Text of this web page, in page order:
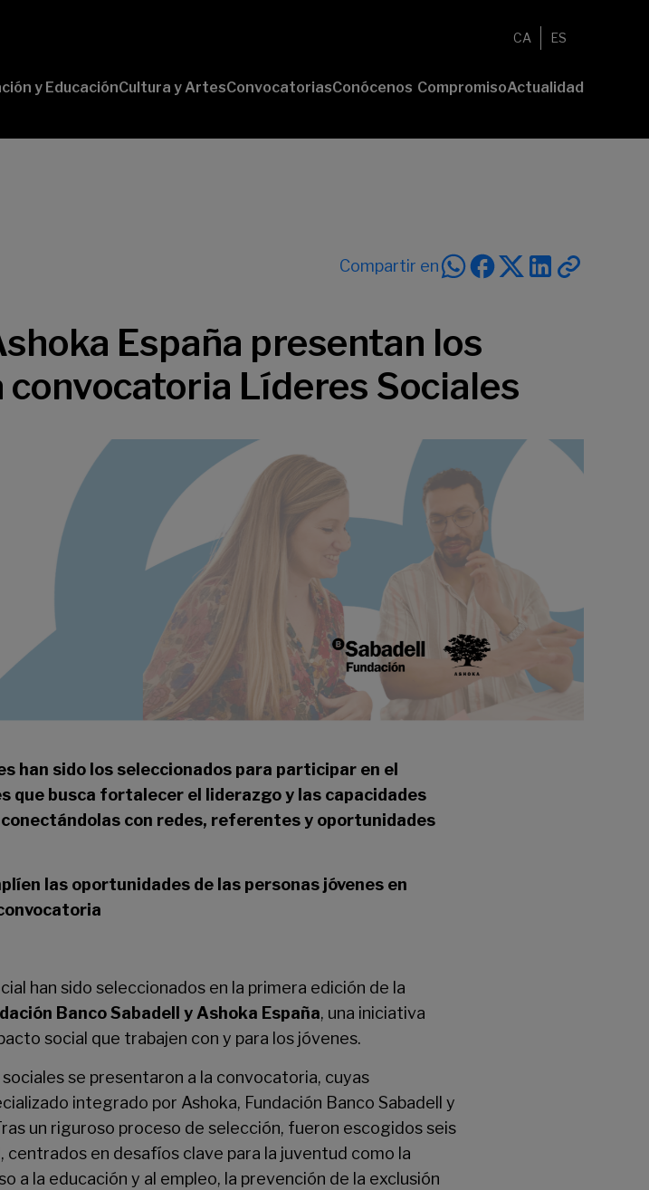
CA ES
y EducaciónCultura y ArtesConvocatoriasConócenos CompromisoActualidad
Compartir en
España presentan los
Líderes Sociales
han sido los seleccionados para participar en el
que busca fortalecer el liderazgo y las capacidades
con redes, referentes y oportunidades
las oportunidades de las personas jóvenes en
han sido seleccionados en la primera edición de la
Banco Sabadell y Ashoka España, una iniciativa
social que trabajen con y para los jóvenes.
se presentaron a la convocatoria, cuyas
integrado por Ashoka, Fundación Banco Sabadell y
un riguroso proceso de selección, fueron escogidos seis
en desafíos clave para la juventud como la
a la educación y al empleo, la prevención de la exclusión